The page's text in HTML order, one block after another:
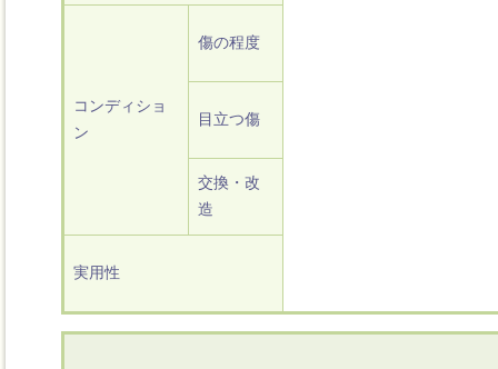
コンディショ
ン
傷の程度
目立つ傷
交換・改
造
実用性